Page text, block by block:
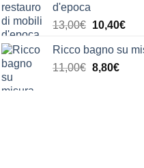
d'epoca
13,00€ Il
originale
era:
10,40€Il
Ricco bagno su
11,00€ Il
8,80€Il